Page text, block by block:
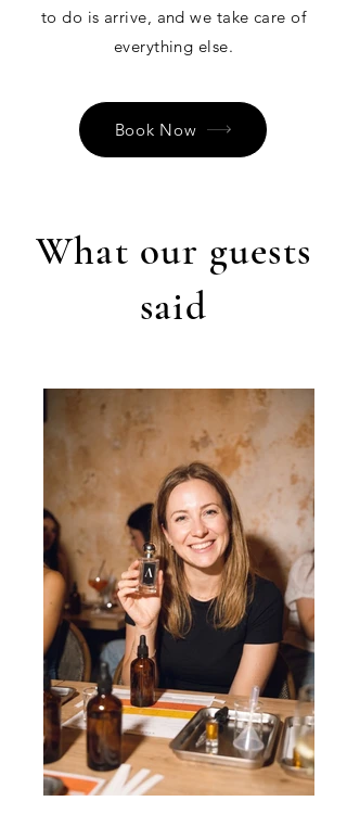
to do is arrive, and we take care of
everything else.
Book Now
What our guests
said